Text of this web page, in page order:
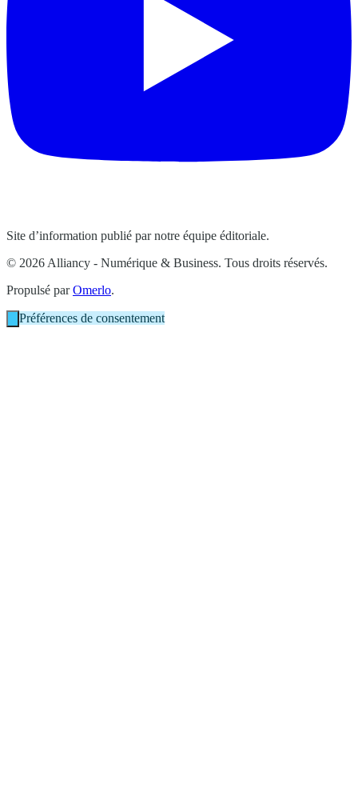
Site d’information publié par notre équipe éditoriale.
© 2026 Alliancy - Numérique & Business. Tous droits réservés.
Propulsé parOmerlo.
Préférences de consentement